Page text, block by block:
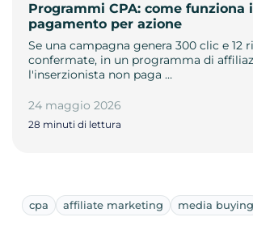
Programmi CPA: come funziona
pagamento per azione
Se una campagna genera 300 clic e 12
confermate, in un programma di
l'inserzionista non paga …
24 maggio 2026
28 minuti di lettura
cpa affiliate marketing media buying